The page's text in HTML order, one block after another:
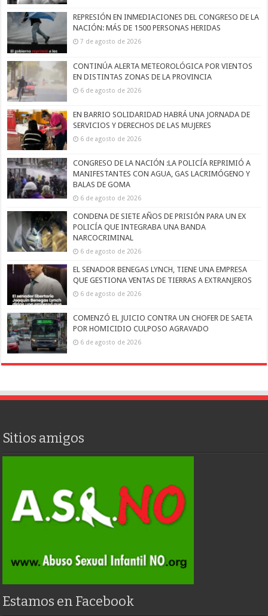
REPRESIÓN EN INMEDIACIONES DEL CONGRESO DE LA
NACIÓN: MÁS DE 1500 PERSONAS HERIDAS
7 de agosto de 2026
CONTINÚA ALERTA METEOROLÓGICA POR VIENTOS
EN DISTINTAS ZONAS DE LA PROVINCIA
6 de agosto de 2026
EN BARRIO SOLIDARIDAD HABRÁ UNA JORNADA DE
SERVICIOS Y DERECHOS DE LAS MUJERES
6 de agosto de 2026
CONGRESO DE LA NACIÓN :LA POLICÍA REPRIMIÓ A
MANIFESTANTES CON AGUA, GAS LACRIMÓGENO Y
BALAS DE GOMA
6 de agosto de 2026
CONDENA DE SIETE AÑOS DE PRISIÓN PARA UN EX
POLICÍA QUE INTEGRABA UNA BANDA
NARCOCRIMINAL
6 de agosto de 2026
EL SENADOR BENEGAS LYNCH, TIENE UNA EMPRESA
QUE GESTIONA VENTAS DE TIERRAS A EXTRANJEROS
6 de agosto de 2026
COMENZÓ EL JUICIO CONTRA UN CHOFER DE SAETA
POR HOMICIDIO CULPOSO AGRAVADO
6 de agosto de 2026
Sitios amigos
Estamos en Facebook